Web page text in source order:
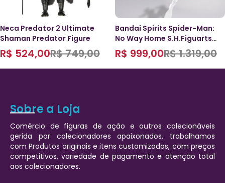
Neca Predator 2 Ultimate
Shaman Predator Figure
R$749,00
R$ 524,00
Bandai Spirits Spider-Man:
No Way Home S.H.Figuarts
Spider-Man (Upgraded
Suit)
R$1.319,00
R$ 999,00
Sobre a Loja
Comércio de figuras de ação e outros colecionáveis
gerida por colecionadores apaixonados, trabalhamos
com Produtos originais e itens customizados, com preços
competitivos, variedade de pagamento e atenção total
aos colecionadores.